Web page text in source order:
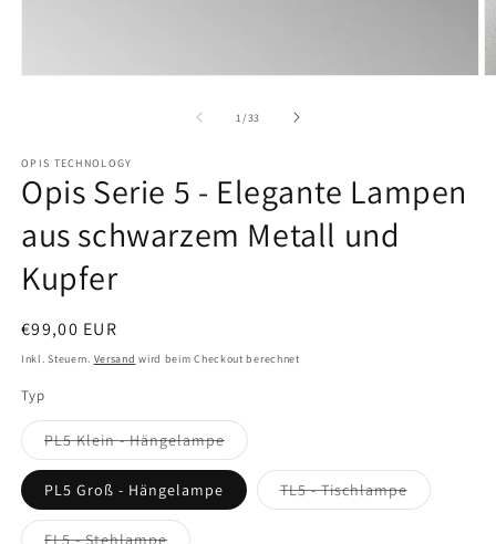
1 /von
33
OPIS TECHNOLOGY
Opis Serie 5 - Elegante Lampen
aus schwarzem Metall und
Kupfer
Normaler
Preis
€99,00 EUR
Inkl. Steuern. Versand wird beim Checkout berechnet
Typ
PL5 Klein - HängelampeVariante
ausverkauft
oder
nicht
verfügbar
PL5 Groß - Hängelampe TL5 - TischlampeVariante
ausverkauft
FL5 - StehlampeVariante